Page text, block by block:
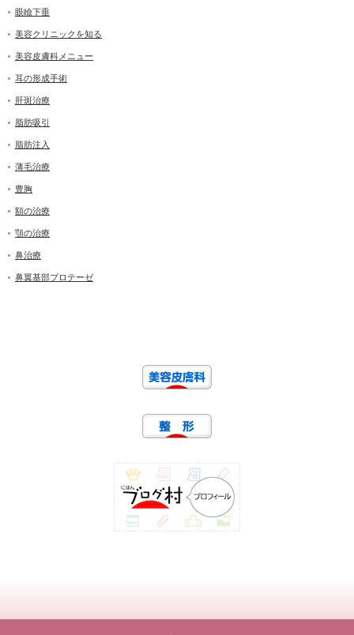
眼瞼下垂
美容クリニックを知る
美容皮膚科メニュー
耳の形成手術
肝斑治療
脂肪吸引
脂肪注入
薄毛治療
豊胸
額の治療
顎の治療
鼻治療
鼻翼基部プロテーゼ